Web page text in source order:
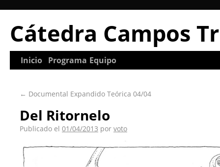
Cátedra Campos
Inicio Programa Equipo
← Documental Expandido Teórica 04/04
Del Ritornelo
Publicado el 01/04/2013 por voto